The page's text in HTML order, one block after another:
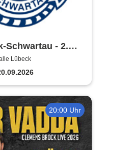
Schwartau - 2.
Saison
Lübeck
20:00 Uhr